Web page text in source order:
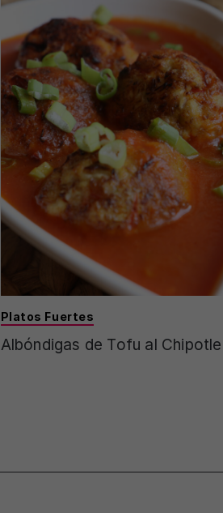
Platos Fuertes
Albóndigas de Tofu al Chipotle